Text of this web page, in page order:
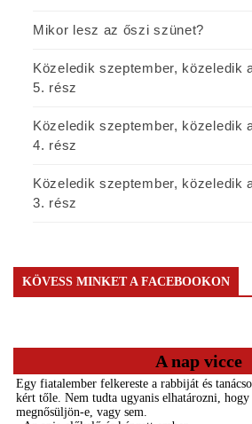
Mikor lesz az őszi szünet?
Közeledik szeptember, közeledik
5. rész
Közeledik szeptember, közeledik
4. rész
Közeledik szeptember, közeledik
3. rész
KÖVESS MINKET A FACEBOOKON
A nap vicce